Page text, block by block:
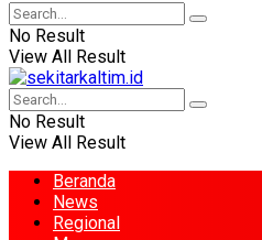
No Result
View All Result
No Result
View All Result
Beranda
News
Regional